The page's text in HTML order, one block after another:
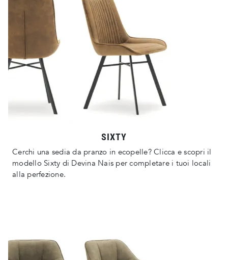
SIXTY
Cerchi una sedia da pranzo in ecopelle? Clicca e scopri il
modello Sixty di Devina Nais per completare i tuoi locali
alla perfezione.